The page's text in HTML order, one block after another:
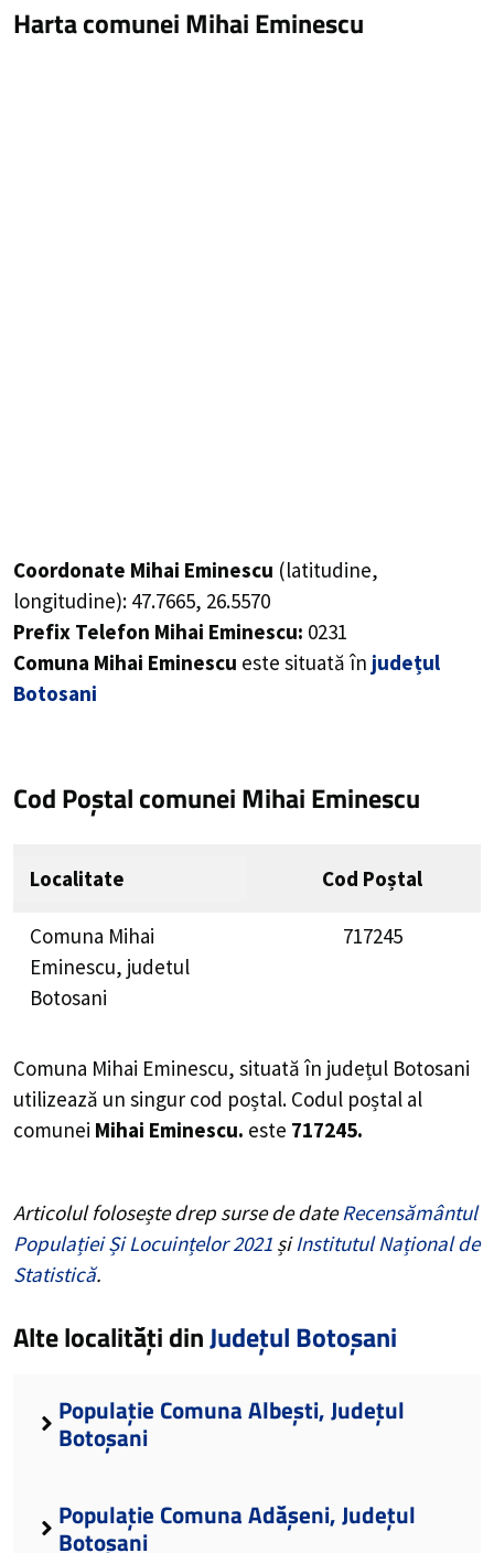
Harta comunei Mihai Eminescu
Coordonate Mihai Eminescu (latitudine,
longitudine): 47.7665, 26.5570
Prefix Telefon Mihai Eminescu: 0231
Comuna Mihai Eminescu este situată în județul
Botosani
Cod Poștal comunei Mihai Eminescu
Localitate Cod Poștal
Comuna Mihai
Eminescu, judetul
Botosani
717245
Comuna Mihai Eminescu, situată în județul Botosani
utilizează un singur cod poștal. Codul poștal al
comunei Mihai Eminescu. este 717245.
Articolul folosește drep surse de dateRecensământul
Populației Și Locuințelor 2021 șiInstitutul Național de
Statistică.
Alte localități dinJudețul Botoșani
Populație Comuna Albești, Județul
Botoșani
Populație Comuna Adășeni, Județul
Botoșani